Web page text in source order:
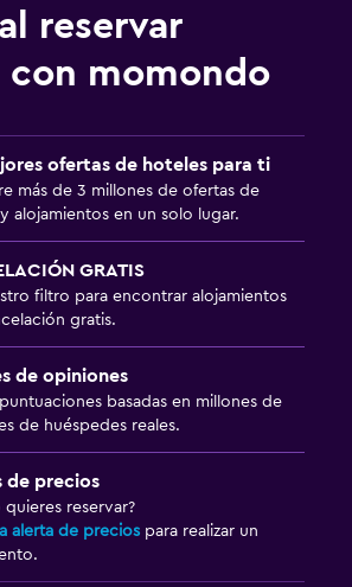
reservar
con momondo
ofertas de hoteles para ti
más de 3 millones de ofertas de
alojamientos en un solo lugar.
GRATIS
filtro para encontrar alojamientos
gratis.
de opiniones
basadas en millones de
de huéspedes reales.
de precios
quieres reservar?
alerta de precios para realizar un